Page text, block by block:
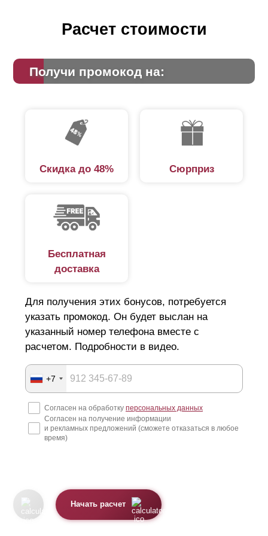
Расчет стоимости
Получи промокод на:
Скидка до 48% Сюрприз
Бесплатная
доставка
Для получения этих бонусов, потребуется
указать промокод. Он будет выслан на
указанный номер телефона вместе с
расчетом. Подробности в видео.
+7
Согласен на обработку персональных данных
Согласен на получение информации
и рекламных предложений (сможете отказаться в любое
время)
Начать расчет